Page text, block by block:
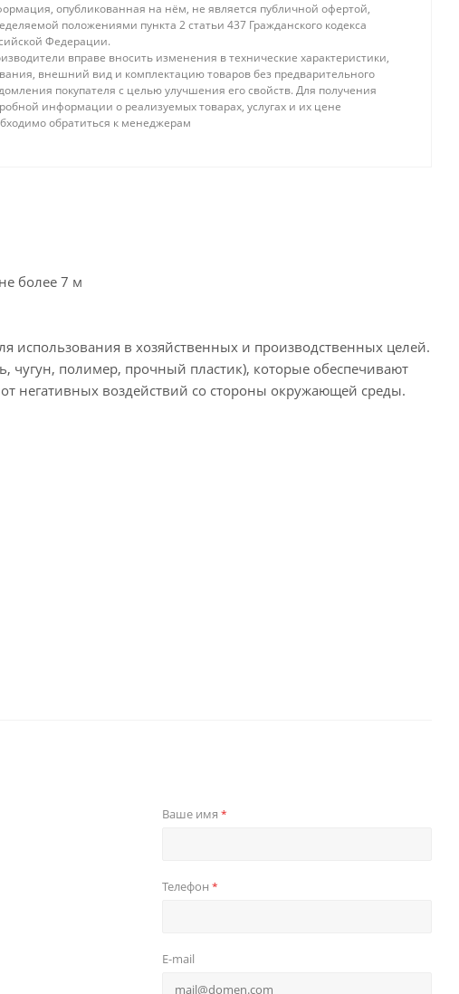
опубликованная на нём, не является публичной офертой,
положениями пункта 2 статьи 437 Гражданского кодекса
Федерации.
вправе вносить изменения в технические характеристики,
внешний вид и комплектацию товаров без предварительного
покупателя с целью улучшения его свойств. Для получения
информации о реализуемых товарах, услугах и их цене
обратиться к менеджерам
более 7 м
использования в хозяйственных и производственных целей.
чугун, полимер, прочный пластик), которые обеспечивают
негативных воздействий со стороны окружающей среды.
Ваше имя *
Телефон *
E-mail